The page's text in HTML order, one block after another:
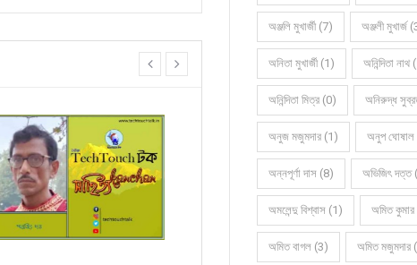
কবিতার বলরুমে প্রদীপ সরকার (গুচ্ছ)
prev
অঞ্জলি মুখার্জী (7) অঞ্জলী মুখার্জ
অনিতা মুখার্জী (1) অনিন্দিতা নাথ
অনিন্দিতা মিত্র (0) অনিরুদ্ধ
অনুজ মজুমদার (1) অনুপ
অন্নপূর্ণা দাস (8) অভিজিৎ দত্ত
অমলেন্দু বিশ্বাস (1) অমিত কুমার
অমিত বাগল (3) অমিত মজুমদার